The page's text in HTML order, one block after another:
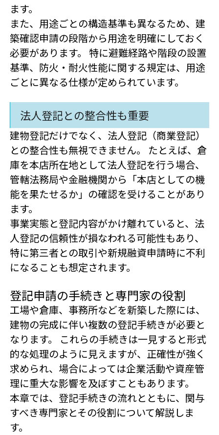
ます。
また、用途ごとの構造基準も異なるため、建
築確認申請の段階から用途を明確にしておく
必要があります。 特に避難経路や階段の設置
基準、防火・耐火性能に関する規定は、用途
ごとに異なる仕様が定められています。
法人登記との整合性も重要
建物登記だけでなく、法人登記（商業登記）
との整合性も無視できません。 たとえば、倉
庫を本店所在地として法人登記を行う場合、
管轄法務局や金融機関から「本店としての機
能を果たせるか」の確認を受けることがあり
ます。
事業実態と登記内容がかけ離れていると、法
人登記の信頼性が損なわれる可能性もあり、
特に第三者との取引や新規融資申請時に不利
になることも想定されます。
登記申請の手続きと専門家の役割
工場や倉庫、事務所などを新築した際には、
建物の完成に伴い複数の登記手続きが必要と
なります。 これらの手続きは一見すると形式
的な処理のように見えますが、正確性が強く
求められ、場合によっては企業活動や資産管
理に重大な影響を及ぼすこともあります。
本章では、登記手続きの流れとともに、関与
すべき専門家とその役割について解説しま
す。